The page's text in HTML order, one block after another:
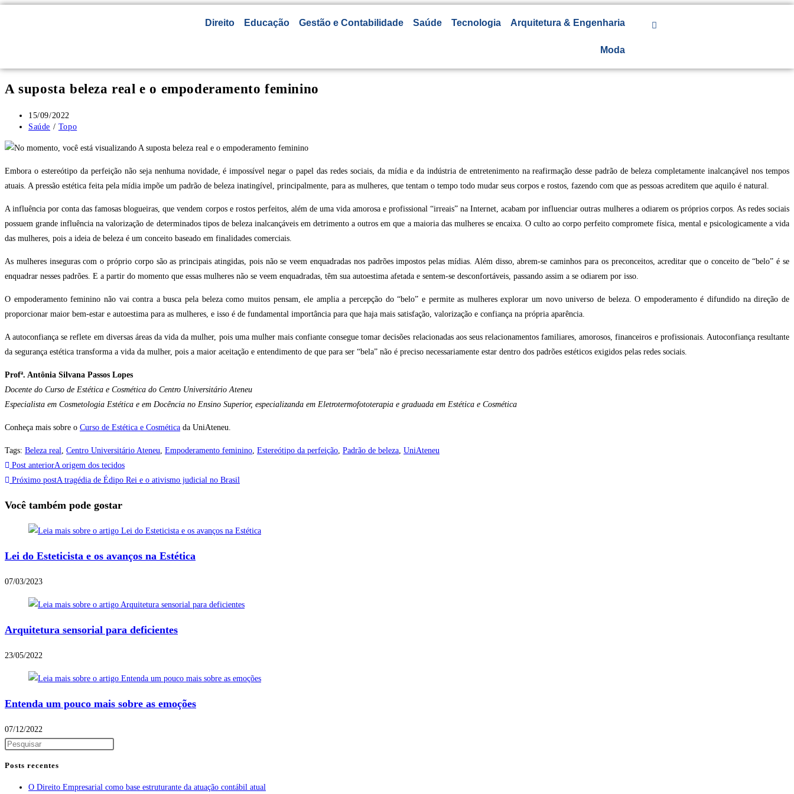
Direito Educação Gestão e Contabilidade Saúde Tecnologia Arquitetura & Engenharia
Moda
A suposta beleza real e o empoderamento feminino
15/09/2022
Saúde / Topo
Embora o estereótipo da perfeição não seja nenhuma novidade, é impossível negar o papel das redes sociais, da mídia e da indústria de entretenimento na reafirmação desse padrão de beleza completamente inalcançável nos tempos
atuais. A pressão estética feita pela mídia impõe um padrão de beleza inatingível, principalmente, para as mulheres, que tentam o tempo todo mudar seus corpos e rostos, fazendo com que as pessoas acreditem que aquilo é natural.
A influência por conta das famosas blogueiras, que vendem corpos e rostos perfeitos, além de uma vida amorosa e profissional “irreais” na Internet, acabam por influenciar outras mulheres a odiarem os próprios corpos. As redes sociais
possuem grande influência na valorização de determinados tipos de beleza inalcançáveis em detrimento a outros em que a maioria das mulheres se encaixa. O culto ao corpo perfeito compromete física, mental e psicologicamente a vida
das mulheres, pois a ideia de beleza é um conceito baseado em finalidades comerciais.
As mulheres inseguras com o próprio corpo são as principais atingidas, pois não se veem enquadradas nos padrões impostos pelas mídias. Além disso, abrem-se caminhos para os preconceitos, acreditar que o conceito de “belo” é se
enquadrar nesses padrões. E a partir do momento que essas mulheres não se veem enquadradas, têm sua autoestima afetada e sentem-se desconfortáveis, passando assim a se odiarem por isso.
O empoderamento feminino não vai contra a busca pela beleza como muitos pensam, ele amplia a percepção do “belo” e permite as mulheres explorar um novo universo de beleza. O empoderamento é difundido na direção de
proporcionar maior bem-estar e autoestima para as mulheres, e isso é de fundamental importância para que haja mais satisfação, valorização e confiança na própria aparência.
A autoconfiança se reflete em diversas áreas da vida da mulher, pois uma mulher mais confiante consegue tomar decisões relacionadas aos seus relacionamentos familiares, amorosos, financeiros e profissionais. Autoconfiança resultante
da segurança estética transforma a vida da mulher, pois a maior aceitação e entendimento de que para ser “bela” não é preciso necessariamente estar dentro dos padrões estéticos exigidos pelas redes sociais.
Profª. Antônia Silvana Passos Lopes
Docente do Curso de Estética e Cosmética do Centro Universitário Ateneu
Especialista em Cosmetologia Estética e em Docência no Ensino Superior, especializanda em Eletrotermofototerapia e graduada em Estética e Cosmética
Conheça mais sobre o Curso de Estética e Cosmética da UniAteneu.
Tags: Beleza real, Centro Universitário Ateneu, Empoderamento feminino, Estereótipo da perfeição, Padrão de beleza, UniAteneu
Post anteriorA origem dos tecidos
Próximo postA tragédia de Édipo Rei e o ativismo judicial no Brasil
Você também pode gostar
Lei do Esteticista e os avanços na Estética
07/03/2023
Arquitetura sensorial para deficientes
23/05/2022
Entenda um pouco mais sobre as emoções
07/12/2022
Posts recentes
O Direito Empresarial como base estruturante da atuação contábil atual